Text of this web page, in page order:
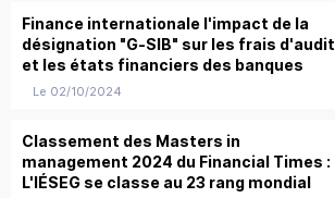
Finance internationale l'impact de la
désignation "G-SIB" sur les frais d'audit
et les états financiers des banques
Le 02/10/2024
Classement des Masters in
management 2024 du Financial Times :
L'IÉSEG se classe au 23 rang mondial